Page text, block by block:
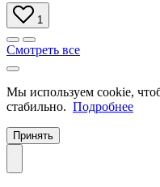
1
Смотреть все
Мы используем cookie,
стабильно. Подробнее
Принять